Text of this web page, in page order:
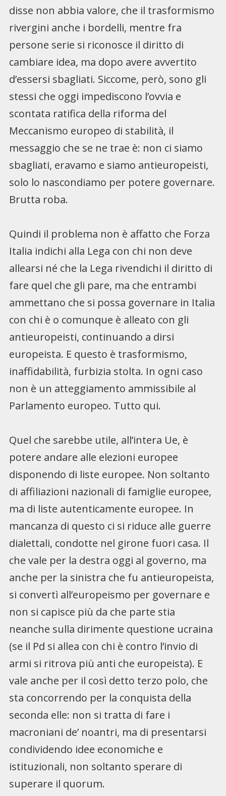
disse non abbia valore, che il trasformismo
rivergini anche i bordelli, mentre fra
persone serie si riconosce il diritto di
cambiare idea, ma dopo avere avvertito
d’essersi sbagliati. Siccome, però, sono gli
stessi che oggi impediscono l’ovvia e
scontata ratifica della riforma del
Meccanismo europeo di stabilità, il
messaggio che se ne trae è: non ci siamo
sbagliati, eravamo e siamo antieuropeisti,
solo lo nascondiamo per potere governare.
Brutta roba.
Quindi il problema non è affatto che Forza
Italia indichi alla Lega con chi non deve
allearsi né che la Lega rivendichi il diritto di
fare quel che gli pare, ma che entrambi
ammettano che si possa governare in Italia
con chi è o comunque è alleato con gli
antieuropeisti, continuando a dirsi
europeista. E questo è trasformismo,
inaffidabilità, furbizia stolta. In ogni caso
non è un atteggiamento ammissibile al
Parlamento europeo. Tutto qui.
Quel che sarebbe utile, all’intera Ue, è
potere andare alle elezioni europee
disponendo di liste europee. Non soltanto
di affiliazioni nazionali di famiglie europee,
ma di liste autenticamente europee. In
mancanza di questo ci si riduce alle guerre
dialettali, condotte nel girone fuori casa. Il
che vale per la destra oggi al governo, ma
anche per la sinistra che fu antieuropeista,
si convertì all’europeismo per governare e
non si capisce più da che parte stia
neanche sulla dirimente questione ucraina
(se il Pd si allea con chi è contro l’invio di
armi si ritrova più anti che europeista). E
vale anche per il così detto terzo polo, che
sta concorrendo per la conquista della
seconda elle: non si tratta di fare i
macroniani de’ noantri, ma di presentarsi
condividendo idee economiche e
istituzionali, non soltanto sperare di
superare il quorum.